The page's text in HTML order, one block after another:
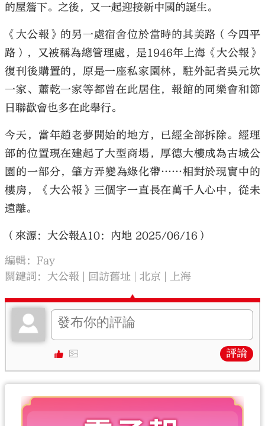
的屋簷下。之後，又一起迎接新中國的誕生。
《大公報》的另一處宿舍位於當時的其美路（今四平
路），又被稱為總管理處，是1946年上海《大公報》
復刊後購置的，原是一座私家園林，駐外記者吳元坎
一家、蕭乾一家等都曾在此居住，報館的同樂會和節
日聯歡會也多在此舉行。
今天，當年趙老夢開始的地方，已經全部拆除。經理
部的位置現在建起了大型商場，厚德大樓成為古城公
園的一部分，肇方弄變為綠化帶……相對於現實中的
樓房，《大公報》三個字一直長在萬千人心中，從未
遠離。
（來源：大公報A10：內地 2025/06/16）
編輯：Fay
關鍵詞： 大公報 回訪舊址 北京 上海
評論